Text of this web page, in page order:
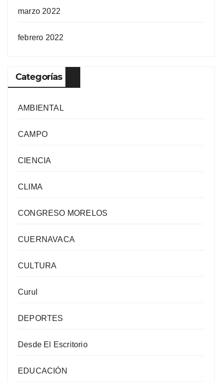
marzo 2022
febrero 2022
Categorías
AMBIENTAL
CAMPO
CIENCIA
CLIMA
CONGRESO MORELOS
CUERNAVACA
CULTURA
Curul
DEPORTES
Desde El Escritorio
EDUCACIÓN